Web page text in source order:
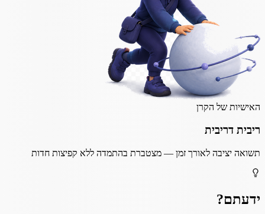
האישיות של הקרן
ריבית דריבית
תשואה יציבה לאורך זמן — מצטברת בהתמדה ללא קפיצות חדות
ידעתם?